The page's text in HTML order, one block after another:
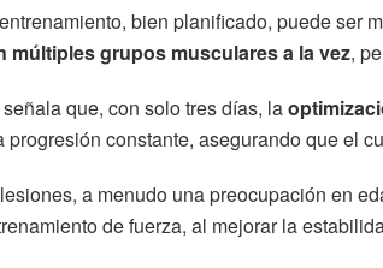
bien planificado, puede ser
múltiples grupos musculares a la vez,
que, con solo tres días, la
progresión constante, asegurando que el
a menudo una preocupación en
de fuerza, al mejorar la